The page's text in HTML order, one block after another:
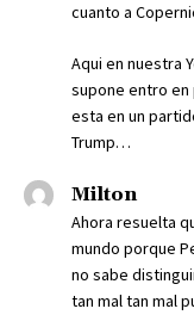
cuanto a
Aqui en nuestra
supone entro
esta en un
Trump…
Milton
Ahora resuelta
mundo porque
no sabe
tan mal tan mal